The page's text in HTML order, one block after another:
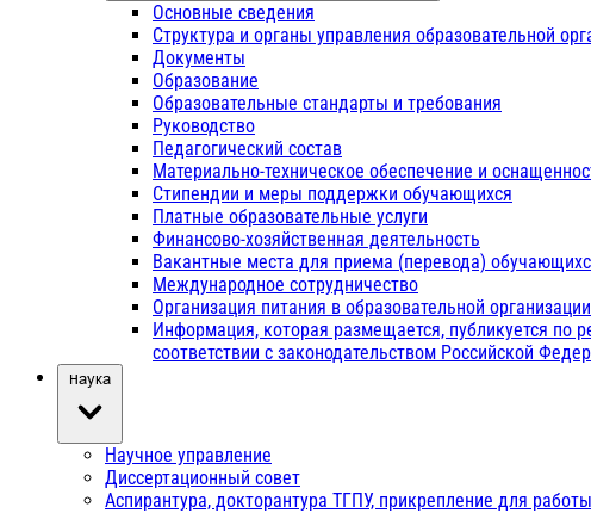
Основные сведения
Структура и органы управления образовательной
Документы
Образование
Образовательные стандарты и требования
Руководство
Педагогический состав
Материально-техническое обеспечение и
Стипендии и меры поддержки обучающихся
Платные образовательные услуги
Финансово-хозяйственная деятельность
Вакантные места для приема (перевода)
Международное сотрудничество
Организация питания в образовательной организации
Информация, которая размещается, публикуется по
соответствии с законодательством Российской
Наука
Научное управление
Диссертационный совет
Аспирантура, докторантура ТГПУ, прикрепление для